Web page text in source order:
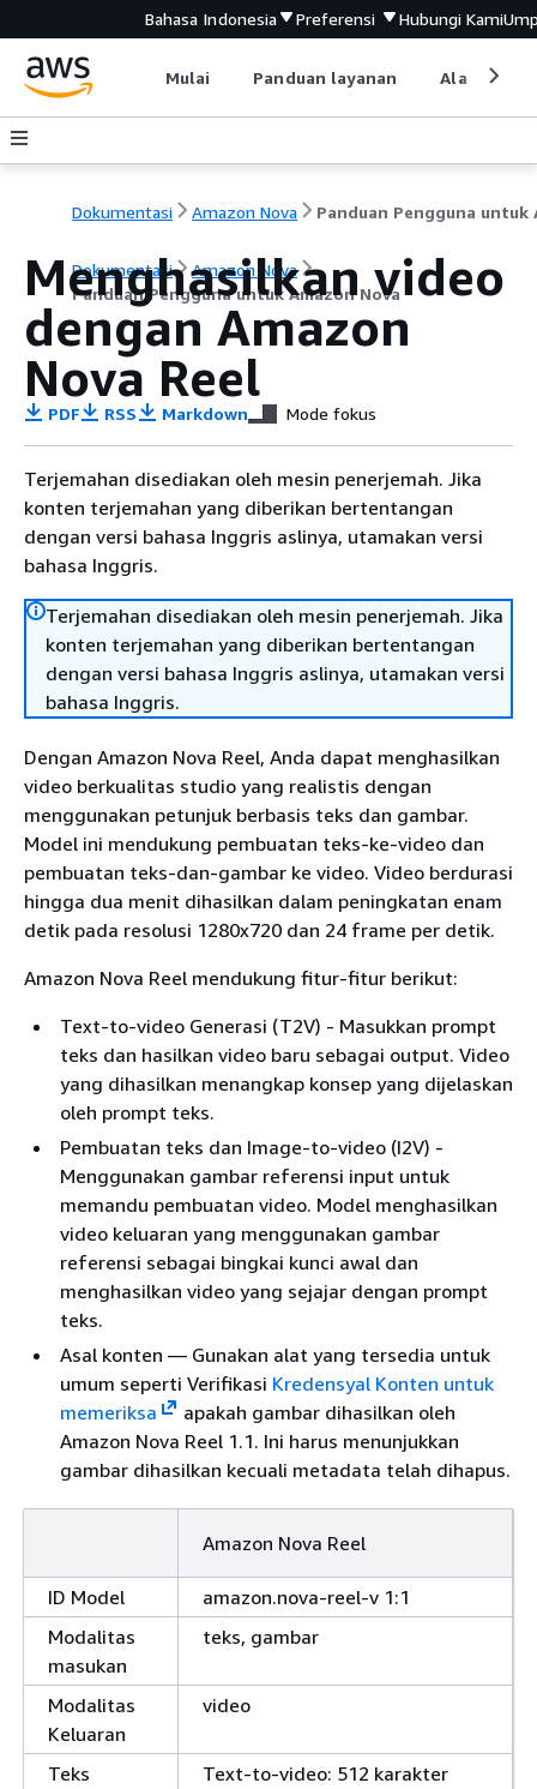
Bahasa Indonesia Preferensi Hubungi Kami
Mulai Panduan layanan Alat
Dokumentasi Amazon Nova
Dokumentasi
Amazon Nova
Panduan Pengguna untuk Amazon Nova
Menghasilkan video
dengan Amazon
Nova Reel
PDF RSS Markdown Mode fokus
Terjemahan disediakan oleh mesin penerjemah. Jika
konten terjemahan yang diberikan bertentangan
dengan versi bahasa Inggris aslinya, utamakan versi
bahasa Inggris.
Terjemahan disediakan oleh mesin penerjemah. Jika
konten terjemahan yang diberikan bertentangan
dengan versi bahasa Inggris aslinya, utamakan versi
bahasa Inggris.
Dengan Amazon Nova Reel, Anda dapat menghasilkan
video berkualitas studio yang realistis dengan
menggunakan petunjuk berbasis teks dan gambar.
Model ini mendukung pembuatan teks-ke-video dan
pembuatan teks-dan-gambar ke video. Video berdurasi
hingga dua menit dihasilkan dalam peningkatan enam
detik pada resolusi 1280x720 dan 24 frame per detik.
Amazon Nova Reel mendukung fitur-fitur berikut:
Text-to-video Generasi (T2V) - Masukkan prompt
teks dan hasilkan video baru sebagai output. Video
yang dihasilkan menangkap konsep yang dijelaskan
oleh prompt teks.
Pembuatan teks dan Image-to-video (I2V) -
Menggunakan gambar referensi input untuk
memandu pembuatan video. Model menghasilkan
video keluaran yang menggunakan gambar
referensi sebagai bingkai kunci awal dan
menghasilkan video yang sejajar dengan prompt
teks.
Asal konten — Gunakan alat yang tersedia untuk
umum seperti Verifikasi Kredensyal Konten untuk
memeriksa
apakah gambar dihasilkan oleh
Amazon Nova Reel 1.1. Ini harus menunjukkan
gambar dihasilkan kecuali metadata telah dihapus.
Amazon Nova Reel
ID Model
amazon.nova-reel-v 1:1
Modalitas
masukan
teks, gambar
Modalitas
Keluaran
video
Teks
Text-to-video: 512 karakter